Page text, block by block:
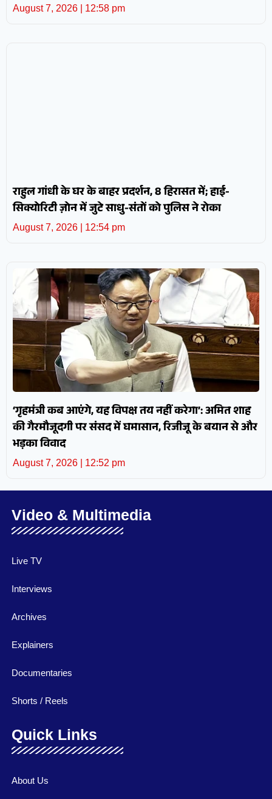
August 7, 2026 12:58 pm
राहुल गांधी के घर के बाहर प्रदर्शन, 8 हिरासत में; हाई-
सिक्योरिटी ज़ोन में जुटे साधु-संतों को पुलिस ने रोका
August 7, 2026 12:54 pm
‘गृहमंत्री कब आएंगे, यह विपक्ष तय नहीं करेगा’: अमित शाह
की गैरमौजूदगी पर संसद में घमासान, रिजीजू के बयान से और
भड़का विवाद
August 7, 2026 12:52 pm
Video & Multimedia
Live TV
Interviews
Archives
Explainers
Documentaries
Shorts / Reels
Quick Links
About Us